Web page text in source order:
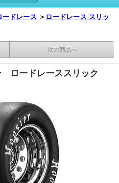
ドレース ＞ ロードレース スリッ
次の商品へ
ロードレーススリック